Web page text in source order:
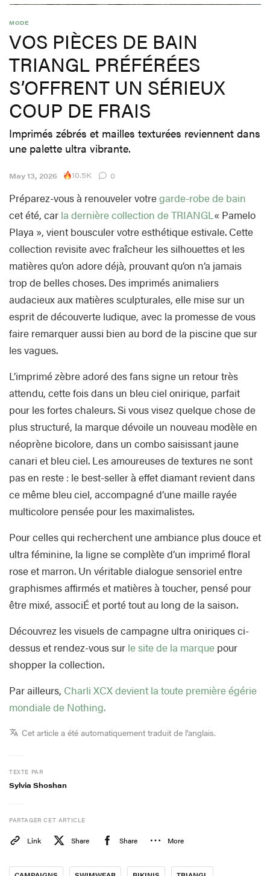
MODE
VOS PIÈCES DE BAIN
TRIANGL PRÉFÉRÉES
S’OFFRENT UN SÉRIEUX
COUP DE FRAIS
Imprimés zébrés et mailles texturées reviennent dans
une palette ultra vibrante.
May 13, 2026 10.5K 0
Préparez-vous à renouveler votregarde-robe de bain
cet été, car la dernière collection de TRIANGL « Pamelo
Playa », vient bousculer votre esthétique estivale. Cette
collection revisite avec fraîcheur les silhouettes et les
matières qu’on adore déjà, prouvant qu’on n’a jamais
trop de belles choses. Des imprimés animaliers
audacieux aux matières sculpturales, elle mise sur un
esprit de découverte ludique, avec la promesse de vous
faire remarquer aussi bien au bord de la piscine que sur
les vagues.
L’imprimé zèbre adoré des fans signe un retour très
attendu, cette fois dans un bleu ciel onirique, parfait
pour les fortes chaleurs. Si vous visez quelque chose de
plus structuré, la marque dévoile un nouveau modèle en
néoprène bicolore, dans un combo saisissant jaune
canari et bleu ciel. Les amoureuses de textures ne sont
pas en reste : le best-seller à effet diamant revient dans
ce même bleu ciel, accompagné d’une maille rayée
multicolore pensée pour les maximalistes.
Pour celles qui recherchent une ambiance plus douce et
ultra féminine, la ligne se complète d’un imprimé floral
rose et marron. Un véritable dialogue sensoriel entre
graphismes affirmés et matières à toucher, pensé pour
être mixé, associÉ et porté tout au long de la saison.
Découvrez les visuels de campagne ultra oniriques ci-
dessus et rendez-vous sur le site de la marque pour
shopper la collection.
Par ailleurs, Charli XCX devient la toute première égérie
mondiale de Nothing.
Cet article a été automatiquement traduit de l'anglais.
TEXTE PAR
Sylvia Shoshan
PARTAGER CET ARTICLE
Link Share Share More